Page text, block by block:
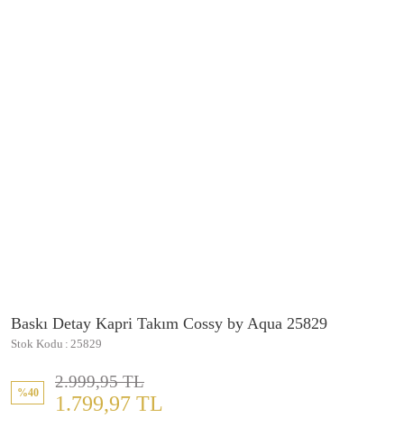
Baskı Detay Kapri Takım Cossy by Aqua 25829
Stok Kodu 25829
%40
2.999,95 TL
1.799,97 TL